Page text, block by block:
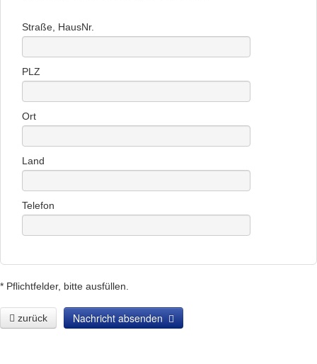
Straße, HausNr.
PLZ
Ort
Land
Telefon
* Pflichtfelder, bitte ausfüllen.
zurück Nachricht absenden